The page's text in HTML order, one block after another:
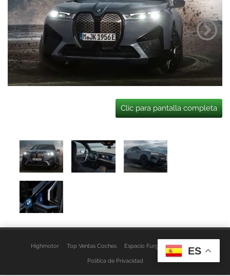
Clic para pantalla completa
Highmotor Top Ventas Coches Espacio Furgo Aviso Legal
Política de Privacidad
ES